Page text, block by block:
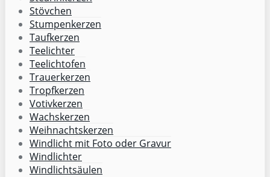
Stövchen
Stumpenkerzen
Taufkerzen
Teelichter
Teelichtofen
Trauerkerzen
Tropfkerzen
Votivkerzen
Wachskerzen
Weihnachtskerzen
Windlicht mit Foto oder Gravur
Windlichter
Windlichtsäulen